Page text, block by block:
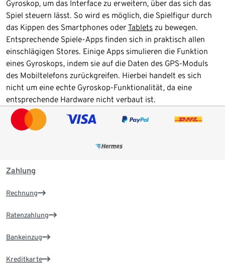
Gyroskop, um das Interface zu erweitern, über das sich das
Spiel steuern lässt. So wird es möglich, die Spielfigur durch
das Kippen des Smartphones oder Tablets zu bewegen.
Entsprechende Spiele-Apps finden sich in praktisch allen
einschlägigen Stores. Einige Apps simulieren die Funktion
eines Gyroskops, indem sie auf die Daten des GPS-Moduls
des Mobiltelefons zurückgreifen. Hierbei handelt es sich
nicht um eine echte Gyroskop-Funktionalität, da eine
entsprechende Hardware nicht verbaut ist.
Zahlung
Rechnung
Ratenzahlung
Bankeinzug
Kreditkarte